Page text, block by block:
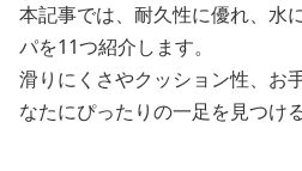
本記事では、耐久性に優れ、水
パを11つ紹介します。
滑りにくさやクッション性、お
なたにぴったりの一足を見つけ